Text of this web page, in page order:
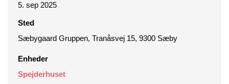
5. sep 2025
Sted
Sæbygaard Gruppen, Tranåsvej 15, 9300 Sæby
Enheder
Spejderhuset